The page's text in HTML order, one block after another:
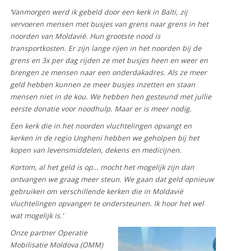
‘Vanmorgen werd ik gebeld door een kerk in Balti, zij
vervoeren mensen met busjes van grens naar grens in het
noorden van Moldavië. Hun grootste nood is
transportkosten. Er zijn lange rijen in het noorden bij de
grens en 3x per dag rijden ze met busjes heen en weer en
brengen ze mensen naar een onderdakadres. Als ze meer
geld hebben kunnen ze meer busjes inzetten en staan
mensen niet in de kou. We hebben hen gesteund met jullie
eerste donatie voor noodhulp. Maar er is meer nodig.
Een kerk die in het noorden vluchtelingen opvangt en
kerken in de regio Ungheni hebben we geholpen bij het
kopen van levensmiddelen, dekens en medicijnen.
Kortom, al het geld is op… mocht het mogelijk zijn dan
ontvangen we graag meer steun. We gaan dat geld opnieuw
gebruiken om verschillende kerken die in Moldavië
vluchtelingen opvangen te ondersteunen. Ik hoor het wel
wat mogelijk is.’
Onze partner Operatie
Mobilisatie Moldova (OMM)